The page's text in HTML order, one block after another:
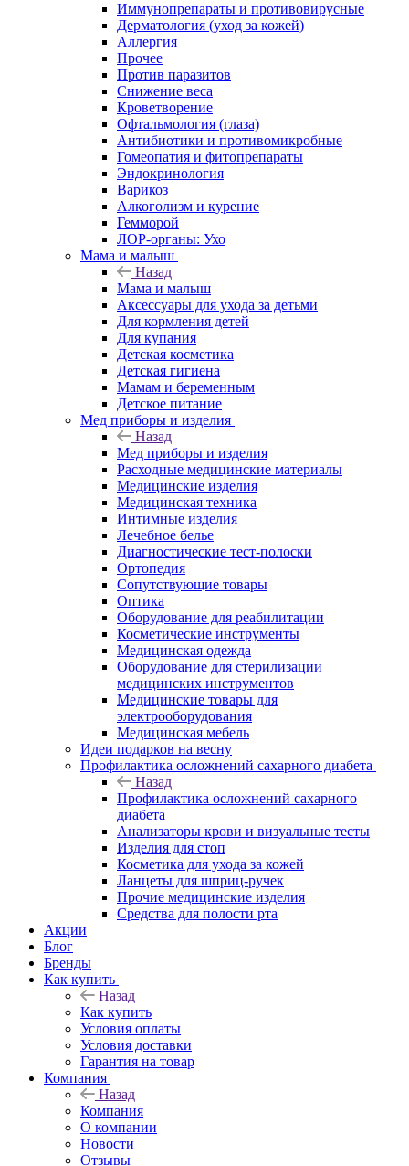
Иммунопрепараты и противовирусные
Дерматология (уход за кожей)
Аллергия
Прочее
Против паразитов
Снижение веса
Кроветворение
Офтальмология (глаза)
Антибиотики и противомикробные
Гомеопатия и фитопрепараты
Эндокринология
Варикоз
Алкоголизм и курение
Гемморой
ЛОР-органы: Ухо
Мама и малыш
Назад
Мама и малыш
Аксессуары для ухода за детьми
Для кормления детей
Для купания
Детская косметика
Детская гигиена
Мамам и беременным
Детское питание
Мед приборы и изделия
Назад
Мед приборы и изделия
Расходные медицинские материалы
Медицинские изделия
Медицинская техника
Интимные изделия
Лечебное белье
Диагностические тест-полоски
Ортопедия
Сопутствующие товары
Оптика
Оборудование для реабилитации
Косметические инструменты
Медицинская одежда
Оборудование для стерилизации
медицинских инструментов
Медицинские товары для
электрооборудования
Медицинская мебель
Идеи подарков на весну
Профилактика осложнений сахарного диабета
Назад
Профилактика осложнений сахарного
диабета
Анализаторы крови и визуальные тесты
Изделия для стоп
Косметика для ухода за кожей
Ланцеты для шприц-ручек
Прочие медицинские изделия
Средства для полости рта
Акции
Блог
Бренды
Как купить
Назад
Как купить
Условия оплаты
Условия доставки
Гарантия на товар
Компания
Назад
Компания
О компании
Новости
Отзывы